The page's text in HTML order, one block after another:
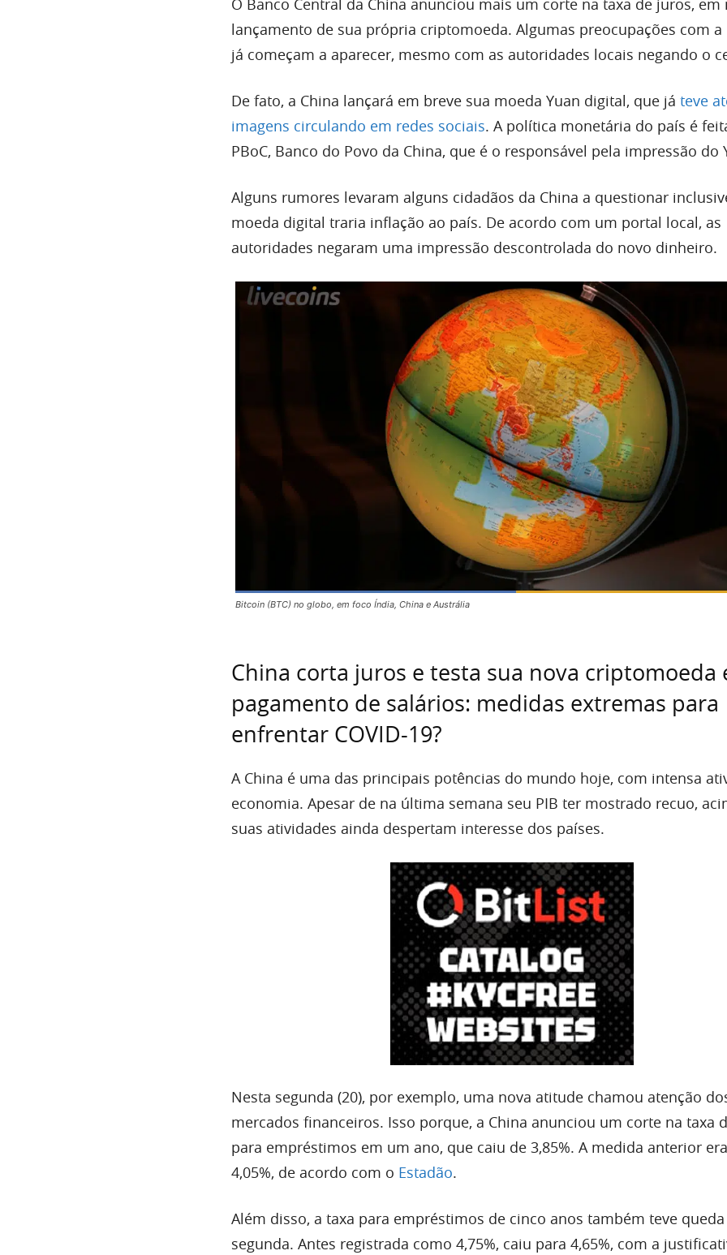
lançamento de sua própria criptomoeda. Algumas preocupações com
já começam a aparecer, mesmo com as autoridades locais negando o
De fato, a China lançará em breve sua moeda Yuan digital, que já teve
imagens circulando em redes sociais. A política monetária do país é
PBoC, Banco do Povo da China, que é o responsável pela impressão do
Alguns rumores levaram alguns cidadãos da China a questionar
moeda digital traria inflação ao país. De acordo com um portal local, as
autoridades negaram uma impressão descontrolada do novo dinheiro.
Bitcoin (BTC) no globo, em foco Índia, China e Austrália
China corta juros e testa sua nova criptomoeda
pagamento de salários: medidas extremas para
enfrentar COVID-19?
A China é uma das principais potências do mundo hoje, com intensa
economia. Apesar de na última semana seu PIB ter mostrado recuo,
suas atividades ainda despertam interesse dos países.
Nesta segunda (20), por exemplo, uma nova atitude chamou atenção
mercados financeiros. Isso porque, a China anunciou um corte na taxa
para empréstimos em um ano, que caiu de 3,85%. A medida anterior
4,05%, de acordo com o Estadão.
Além disso, a taxa para empréstimos de cinco anos também teve
segunda. Antes registrada como 4,75%, caiu para 4,65%, com a